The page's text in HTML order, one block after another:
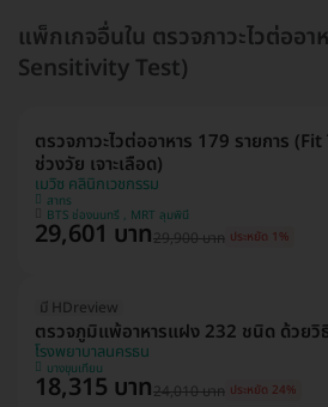
แพ็กเกจอื่นใน ตรวจภาวะไวต่ออา
Sensitivity Test)
ตรวจภาวะไวต่ออาหาร 179 รายการ
ช่วงวัย เจาะเลือด)
เมวิซ คลินิกเวชกรรม
สาทร
BTS ช่องนนทรี , MRT ลุมพินี
29,601 บาท29,900 บาท ประหยัด 1%
มี HDreview
ตรวจภูมิแพ้อาหารแฝง 232 ชนิด ด้วยวิ
โรงพยาบาลนครธน
บางขุนเทียน
18,315 บาท24,010 บาท ประหยัด 24%